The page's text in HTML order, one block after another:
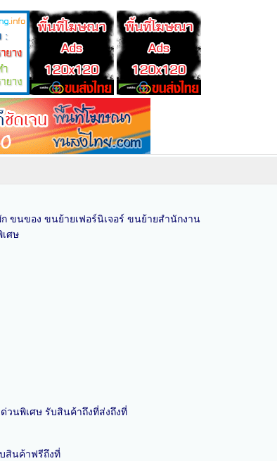
ขนของ ขนย้ายเฟอร์นิเจอร์ ขนย้ายสำนักงาน
ศษ
วนพิเศษ รับสินค้าถึงที่ส่งถึงที่
สินค้าฟรีถึงที่